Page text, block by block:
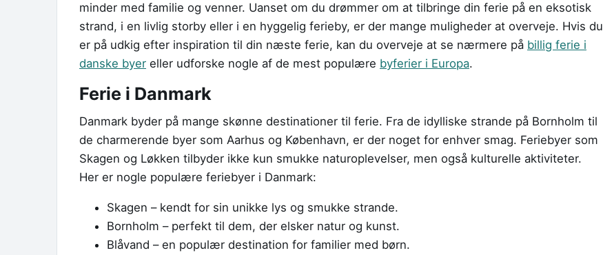
minder med familie og venner. Uanset om du drømmer om at tilbringe din ferie på en eksotisk
strand, i en livlig storby eller i en hyggelig ferieby, er der mange muligheder at overveje. Hvis du
er på udkig efter inspiration til din næste ferie, kan du overveje at se nærmere på billig ferie i
danske byer eller udforske nogle af de mest populære byferier i Europa.
Ferie i Danmark
Danmark byder på mange skønne destinationer til ferie. Fra de idylliske strande på Bornholm til
de charmerende byer som Aarhus og København, er der noget for enhver smag. Feriebyer som
Skagen og Løkken tilbyder ikke kun smukke naturoplevelser, men også kulturelle aktiviteter.
Her er nogle populære feriebyer i Danmark:
Skagen – kendt for sin unikke lys og smukke strande.
Bornholm – perfekt til dem, der elsker natur og kunst.
Blåvand – en populær destination for familier med børn.